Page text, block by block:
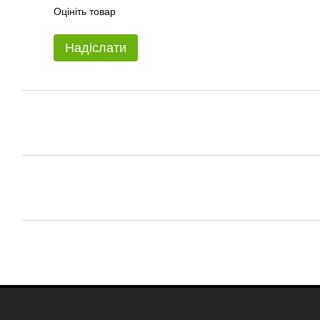
Оцініть товар
Надіслати